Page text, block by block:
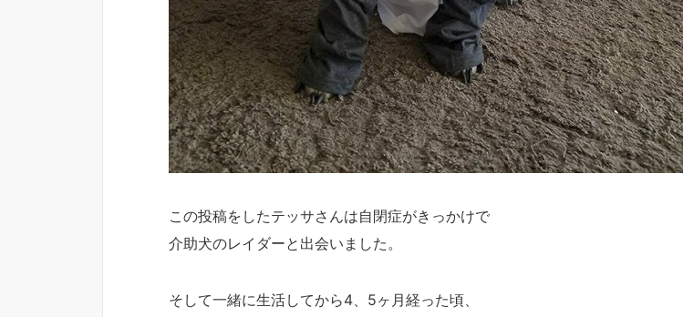
この投稿をしたテッサさんは自閉症がきっかけで
介助犬のレイダーと出会いました。
そして一緒に生活してから4、5ヶ月経った頃、